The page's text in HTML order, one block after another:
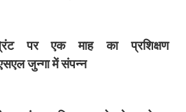
पर एक माह का प्रशिक्षण
जुन्गा में संपन्न